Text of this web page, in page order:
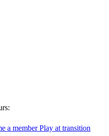
a member Play at transition